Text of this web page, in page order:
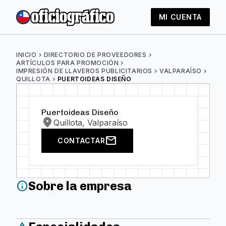
MI CUENTA
INICIO chevron_right DIRECTORIO DE PROVEEDORES chevron_right
ARTÍCULOS PARA PROMOCIÓN chevron_right
IMPRESIÓN DE LLAVEROS PUBLICITARIOS chevron_right VALPARAÍSO chevron_right
QUILLOTA chevron_right PUERTOIDEAS DISEÑO
Puertoideas Diseño
location_on Quillota, Valparaíso
CONTACTARmail
infoSobre la empresa